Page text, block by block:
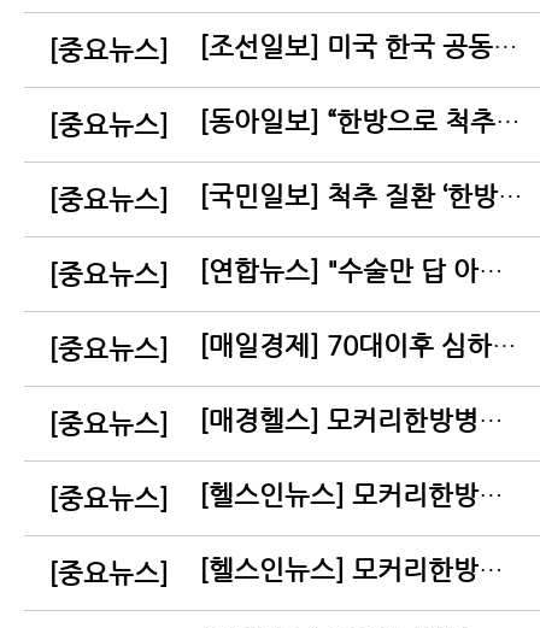
[중요뉴스] [조선일보] 미국 한국 공동 연구, 척추전방전위증에 한방 근육신경재활치료 효과 입증
[중요뉴스] [동아일보] “한방으로 척추전방전위증 치료… 신경 주사보다 통증 완화 효과
[중요뉴스] [국민일보] 척추 질환 ‘한방 재활치료’ 우수성 과학적으로 입증
[중요뉴스] [연합뉴스] "수술만 답 아니다"…'추나·침'에 주목하는 메이요클리닉
[중요뉴스] [매일경제] 70대이후 심하게 구부러진 허리…협착증 아닐수도
[중요뉴스] [매경헬스] 모커리한방병원 원외탕전실 국내 첫 3연속 복지부 인증
[중요뉴스] [헬스인뉴스] 모커리한방병원, 보건복지부 탕전실 인증제 ‘일반한약’ 부문 3연속 인증
[중요뉴스] [헬스인뉴스] 모커리한방병원, 4주기 연속 인증 획득